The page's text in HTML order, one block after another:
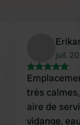
juil.
très
aire de
vidange,